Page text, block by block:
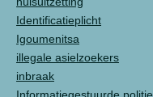
Identificatieplicht
Igoumenitsa
illegale asielzoekers
inbraak